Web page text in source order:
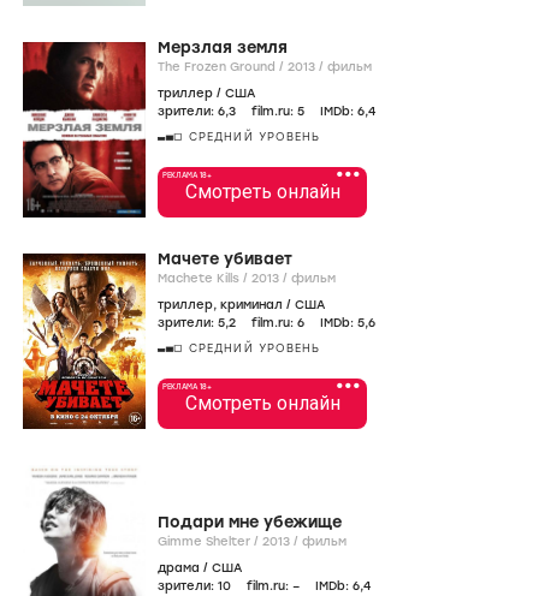
Мерзлая земля
The Frozen Ground / 2013 / фильм
триллер / США
зрители: 6,3 film.ru: 5 IMDb: 6,4
СРЕДНИЙ УРОВЕНЬ
•••
РЕКЛАМА 18+
Смотреть онлайн
Мачете убивает
Machete Kills / 2013 / фильм
триллер, криминал / США
зрители: 5,2 film.ru: 6 IMDb: 5,6
СРЕДНИЙ УРОВЕНЬ
•••
РЕКЛАМА 18+
Смотреть онлайн
Подари мне убежище
Gimme Shelter / 2013 / фильм
драма / США
зрители: 10 film.ru: – IMDb: 6,4